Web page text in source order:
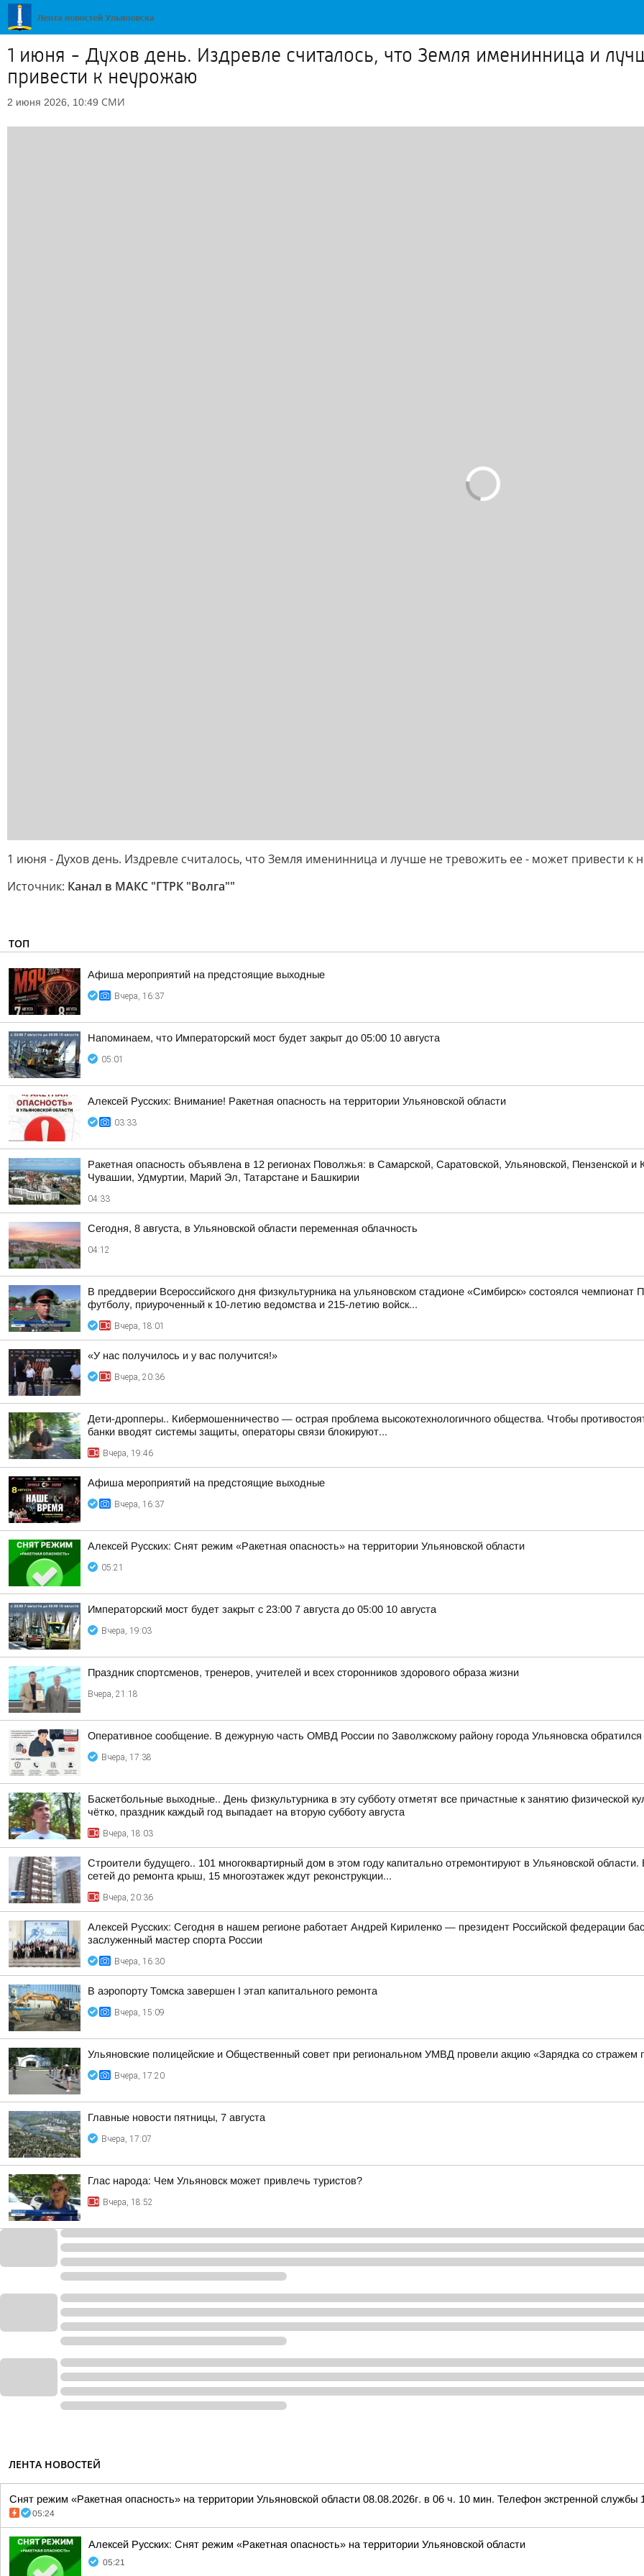
1 июня - Духов день. Издревле считалось, что Земля именинница и
привести к неурожаю
2 июня 2026, 10:49 СМИ
1 июня - Духов день. Издревле считалось, что Земля именинница и лучше не тревожить ее - может привести к
Источник: Канал в МАКС "ГТРК "Волга""
ТОП
Афиша мероприятий на предстоящие выходные
Вчера, 16:37
Напоминаем, что Императорский мост будет закрыт до 05:00 10 августа
05:01
Алексей Русских: Внимание! Ракетная опасность на территории Ульяновской области
03:33
Ракетная опасность объявлена в 12 регионах Поволжья: в Самарской, Саратовской, Ульяновской, Пензенской
Чувашии, Удмуртии, Марий Эл, Татарстане и Башкирии
04:33
Сегодня, 8 августа, в Ульяновской области переменная облачность
04:12
В преддверии Всероссийского дня физкультурника на ульяновском стадионе «Симбирск» состоялся чемпионат
футболу, приуроченный к 10-летию ведомства и 215-летию войск...
Вчера, 18:01
«У нас получилось и у вас получится!»
Вчера, 20:36
Дети-дропперы.. Кибермошенничество — острая проблема высокотехнологичного общества. Чтобы
банки вводят системы защиты, операторы связи блокируют...
Вчера, 19:46
Афиша мероприятий на предстоящие выходные
Вчера, 16:37
Алексей Русских: Снят режим «Ракетная опасность» на территории Ульяновской области
05:21
Императорский мост будет закрыт с 23:00 7 августа до 05:00 10 августа
Вчера, 19:03
Праздник спортсменов, тренеров, учителей и всех сторонников здорового образа жизни
Вчера, 21:18
Оперативное сообщение. В дежурную часть ОМВД России по Заволжскому району города Ульяновска
Вчера, 17:38
Баскетбольные выходные.. День физкультурника в эту субботу отметят все причастные к занятию физической
чётко, праздник каждый год выпадает на вторую субботу августа
Вчера, 18:03
Строители будущего.. 101 многоквартирный дом в этом году капитально отремонтируют в Ульяновской
сетей до ремонта крыш, 15 многоэтажек ждут реконструкции...
Вчера, 20:36
Алексей Русских: Сегодня в нашем регионе работает Андрей Кириленко — президент Российской федерации
заслуженный мастер спорта России
Вчера, 16:30
В аэропорту Томска завершен I этап капитального ремонта
Вчера, 15:09
Ульяновские полицейские и Общественный совет при региональном УМВД провели акцию «Зарядка со стражем
Вчера, 17:20
Главные новости пятницы, 7 августа
Вчера, 17:07
Глас народа: Чем Ульяновск может привлечь туристов?
Вчера, 18:52
ЛЕНТА НОВОСТЕЙ
Снят режим «Ракетная опасность» на территории Ульяновской области 08.08.2026г. в 06 ч. 10 мин. Телефон экстренной службы
05:24
Алексей Русских: Снят режим «Ракетная опасность» на территории Ульяновской области
05:21